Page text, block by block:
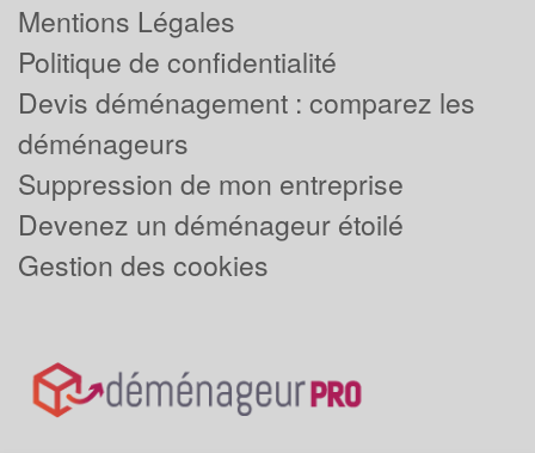
Mentions Légales
Politique de confidentialité
Devis déménagement : comparez les
déménageurs
Suppression de mon entreprise
Devenez un déménageur étoilé
Gestion des cookies